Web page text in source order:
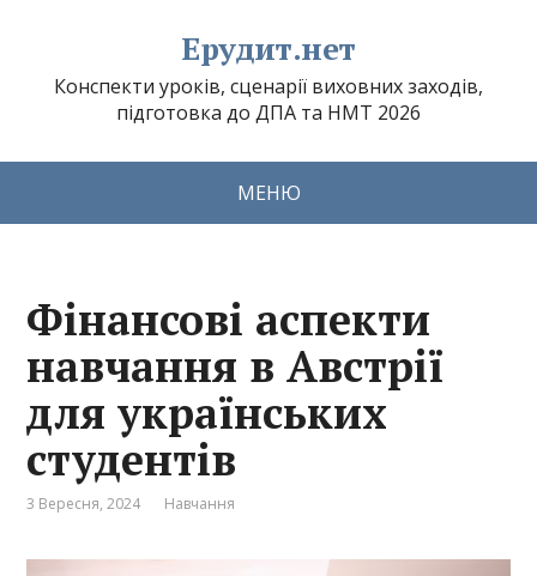
Ерудит.нет
Конспекти уроків, сценарії виховних заходів,
підготовка до ДПА та НМТ 2026
МЕНЮ
Фінансові аспекти
навчання в Австрії
для українських
студентів
3 Вересня, 2024 Навчання